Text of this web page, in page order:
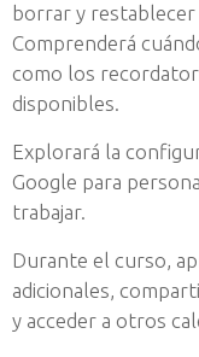
borrar y restablecer
Comprenderá
como los
disponibles.
Explorará la
Google para
trabajar.
Durante el curso,
adicionales,
y acceder a otros